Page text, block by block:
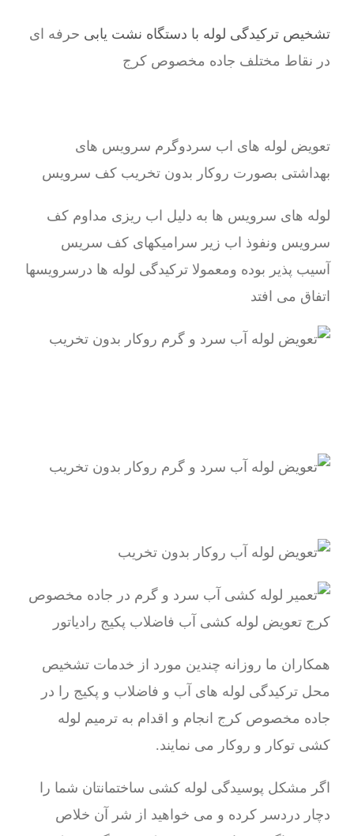
تشخیص ترکیدگی لوله با دستگاه نشت یابی حرفه ای
در نقاط مختلف جاده مخصوص کرج
تعویض لوله های اب سردوگرم سرویس های
بهداشتی بصورت روکار بدون تخریب کف سرویس
لوله های سرویس ها به دلیل اب ریزی مداوم کف
سرویس ونفوذ اب زیر سرامیکهای کف سریس
آسیب پذیر بوده ومعمولا ترکیدگی لوله ها درسرویسها
اتفاق می افتد
همکاران ما روزانه چندین مورد از خدمات تشخیص
محل ترکیدگی لوله های آب و فاضلاب و پکیج را در
جاده مخصوص کرج انجام و اقدام به ترمیم لوله
کشی توکار و روکار می نمایند.
اگر مشکل پوسیدگی لوله کشی ساختمانتان شما را
دچار دردسر کرده و می خواهید از شر آن خلاص